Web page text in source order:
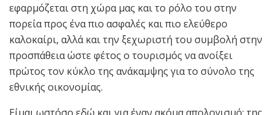
εφαρμόζεται στη χώρα μας και το ρόλο του στην
πορεία προς ένα πιο ασφαλές και πιο ελεύθερο
καλοκαίρι, αλλά και την ξεχωριστή του συμβολή στην
προσπάθεια ώστε φέτος ο τουρισμός να ανοίξει
πρώτος τον κύκλο της ανάκαμψης για το σύνολο της
εθνικής οικονομίας.